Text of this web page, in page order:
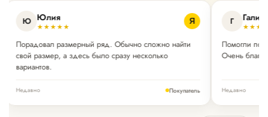
Ю Юлия
★★★★★
Я
Порадовал размерный ряд. Обычно сложно найти
свой размер, а здесь было сразу несколько
вариантов.
Недавно Покупатель
Г
Помогли
Очень
Недавно